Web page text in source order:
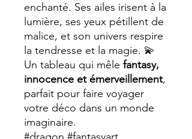
enchanté. Ses ailes irisent à la
lumière, ses yeux pétillent de
malice, et son univers respire
la tendresse et la magie. 💫
Un tableau qui mêle fantasy,
innocence et émerveillement,
parfait pour faire voyager
votre déco dans un monde
imaginaire.